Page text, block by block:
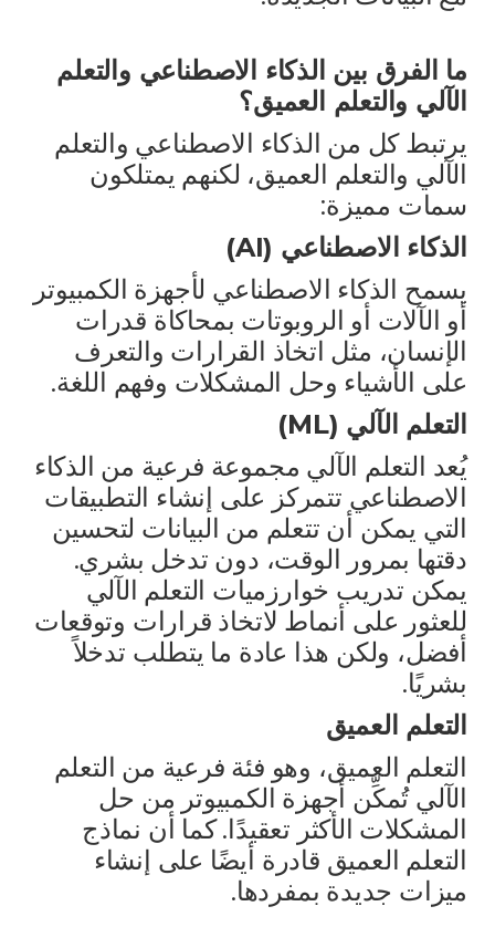
ما الفرق بين الذكاء الاصطناعي والتعلم
الآلي والتعلم العميق؟
يرتبط كل من الذكاء الاصطناعي والتعلم
الآلي والتعلم العميق، لكنهم يمتلكون
سمات مميزة:
الذكاء الاصطناعي (AI)
يسمح الذكاء الاصطناعي لأجهزة الكمبيوتر
أو الآلات أو الروبوتات بمحاكاة قدرات
الإنسان، مثل اتخاذ القرارات والتعرف
على الأشياء وحل المشكلات وفهم اللغة.
التعلم الآلي (ML)
يُعد التعلم الآلي مجموعة فرعية من الذكاء
الاصطناعي تتمركز على إنشاء التطبيقات
التي يمكن أن تتعلم من البيانات لتحسين
دقتها بمرور الوقت، دون تدخل بشري.
يمكن تدريب خوارزميات التعلم الآلي
للعثور على أنماط لاتخاذ قرارات وتوقعات
أفضل، ولكن هذا عادة ما يتطلب تدخلاً
بشريًا.
التعلم العميق
التعلم العميق، وهو فئة فرعية من التعلم
الآلي تُمكِّن أجهزة الكمبيوتر من حل
المشكلات الأكثر تعقيدًا. كما أن نماذج
التعلم العميق قادرة أيضًا على إنشاء
ميزات جديدة بمفردها.